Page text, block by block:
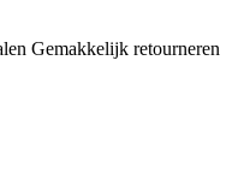
Gemakkelijk retourneren